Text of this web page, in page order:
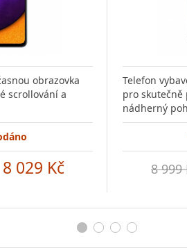
obrazovka
scrollování a
8 029 Kč
Telefon
pro skutečně
nádherný
8 999